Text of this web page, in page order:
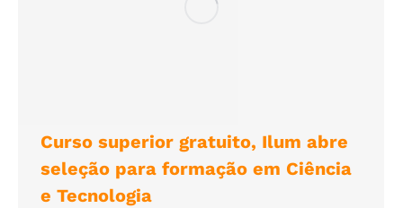
Curso superior gratuito, Ilum abre
seleção para formação em Ciência
e Tecnologia